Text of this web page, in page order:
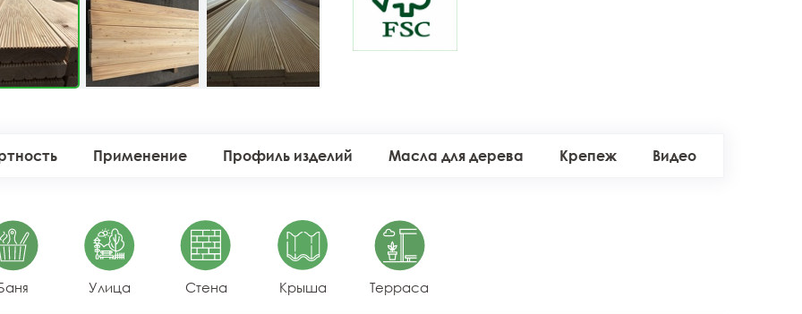
Применение Профиль изделий Масла для дерева Крепеж Видео
Улица Стена Крыша Терраса